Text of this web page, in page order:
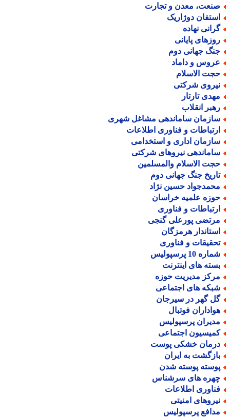
معدن و تجارت
دوژاریک
نهاده
پایانی
جهانی دوم
و داماد
الاسلام
شرکتی
تارتار
انقلاب
ساماندهی مشاغل شهری
و فناوری اطلاعات
اداری و استخدامی
نیروهای شرکتی
الاسلام والمسلمین
جنگ جهانی دوم
حسین نژاد
علمیه خراسان
و فناوری
پورعلی گنجی
هرمزگان
و فناوری
10 پرسپولیس
های اینترنت
مدیریت حوزه
های اجتماعی
گهر در سیرجان
فوتبال
پرسپولیس
اجتماعی
خشکی پوست
به ایران
پوسته شدن
های سرشناس
اطلاعات
امنیتی
پرسپولیس